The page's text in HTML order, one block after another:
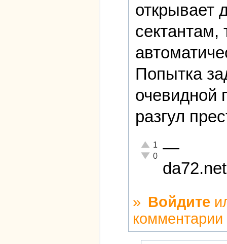
открывает
сектантам,
Попытка
очевидной
разгул
Отлично!
1
Неадекватно!
0 —
da72.net
» Войдите
комментарии